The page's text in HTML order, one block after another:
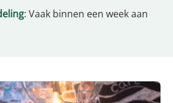
: Vaak binnen een week aan